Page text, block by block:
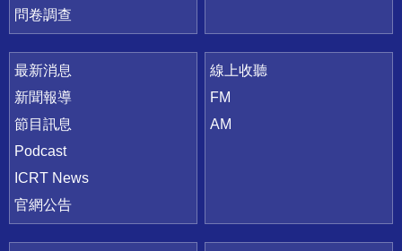
問卷調查
最新消息
新聞報導
節目訊息
Podcast
ICRT News
官網公告
線上收聽
FM
AM